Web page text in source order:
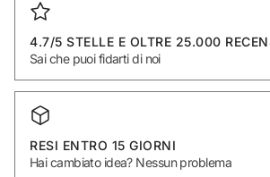
4.7/5 STELLE E OLTRE 25.000
Sai che puoi fidarti di noi
RESI ENTRO 15 GIORNI
Hai cambiato idea? Nessun problema